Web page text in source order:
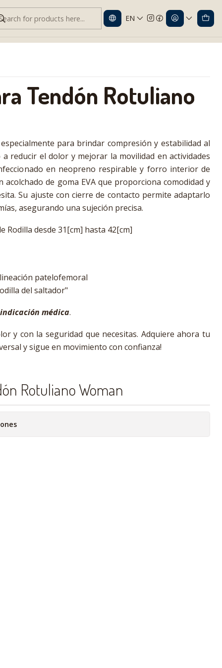
EN
Woman
Tendón Rotuliano
para brindar compresión y estabilidad al
reducir el dolor y mejorar la movilidad en actividades
en neopreno respirable y forro interior de
de goma EVA que proporciona comodidad y
Su ajuste con cierre de contacto permite adaptarlo
asegurando una sujeción precisa.
Rodilla desde 31[cm] hasta 42[cm]
patelofemoral
del saltador"
médica.
y con la seguridad que necesitas. Adquiere ahora tu
y sigue en movimiento con confianza!
Rotuliano Woman